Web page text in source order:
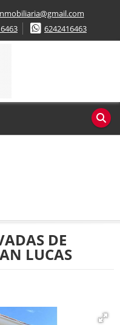
6242416463
DE
LUCAS